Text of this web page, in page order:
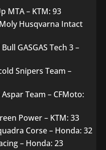
MTA – KTM: 93
Husqvarna Intact
GASGAS Tech 3 –
Snipers Team –
Team – CFMoto:
Power – KTM: 33
Corse – Honda: 32
– Honda: 23